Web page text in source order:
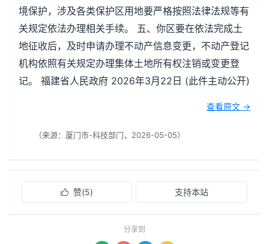
境保护，涉及各类保护区用地要严格按照法律法规等有
关规定依法办理相关手续。 五、你区要在依法完成土
地征收后，及时申请办理不动产信息变更，不动产登记
机构依照有关规定办理集体土地所有权注销或变更登
记。 福建省人民政府 2026年3月22日 (此件主动公开)
查看原文 →
（来源：厦门市-科技部门，2026-05-05）
 赞(5) 支持本站
分享到